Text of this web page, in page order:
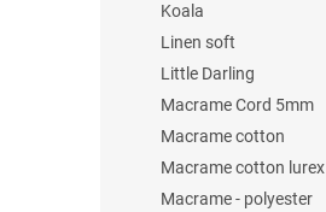
Koala
Linen soft
Little Darling
Macrame Cord 5mm
Macrame cotton
Macrame cotton lurex
Macrame - polyester